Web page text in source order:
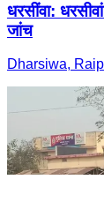
धरसींवा:
जांच
Dharsiwa,